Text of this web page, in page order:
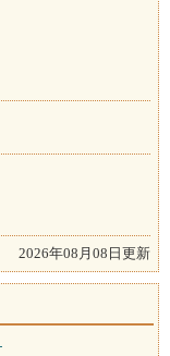
2026年08月08日更新